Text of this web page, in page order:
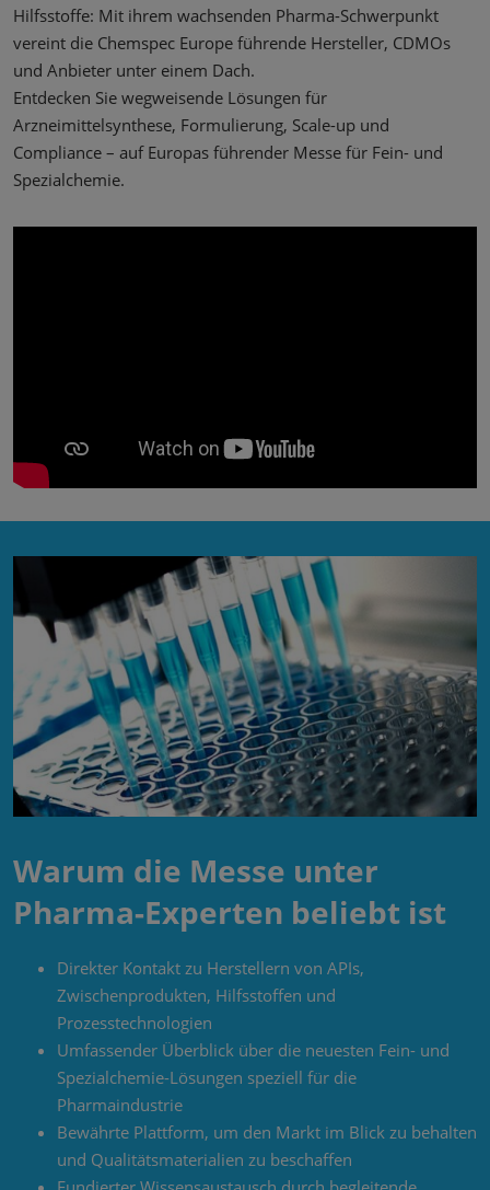
Hilfsstoffe: Mit ihrem wachsenden Pharma-Schwerpunkt
vereint die Chemspec Europe führende Hersteller, CDMOs
und Anbieter unter einem Dach.
Entdecken Sie wegweisende Lösungen für
Arzneimittelsynthese, Formulierung, Scale-up und
Compliance – auf Europas führender Messe für Fein- und
Spezialchemie.
Warum die Messe unter
Pharma-Experten beliebt ist
Direkter Kontakt zu Herstellern von APIs,
Zwischenprodukten, Hilfsstoffen und
Prozesstechnologien
Umfassender Überblick über die neuesten Fein- und
Spezialchemie-Lösungen speziell für die
Pharmaindustrie
Bewährte Plattform, um den Markt im Blick zu behalten
und Qualitätsmaterialien zu beschaffen